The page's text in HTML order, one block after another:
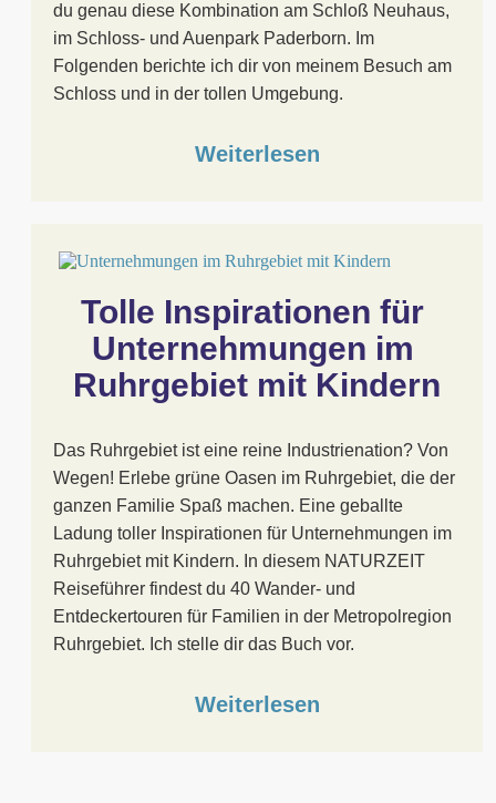
du genau diese Kombination am Schloß Neuhaus,
im Schloss- und Auenpark Paderborn. Im
Folgenden berichte ich dir von meinem Besuch am
Schloss und in der tollen Umgebung.
Weiterlesen
Tolle Inspirationen für
Unternehmungen im
Ruhrgebiet mit Kindern
Das Ruhrgebiet ist eine reine Industrienation? Von
Wegen! Erlebe grüne Oasen im Ruhrgebiet, die der
ganzen Familie Spaß machen. Eine geballte
Ladung toller Inspirationen für Unternehmungen im
Ruhrgebiet mit Kindern. In diesem NATURZEIT
Reiseführer findest du 40 Wander- und
Entdeckertouren für Familien in der Metropolregion
Ruhrgebiet. Ich stelle dir das Buch vor.
Weiterlesen